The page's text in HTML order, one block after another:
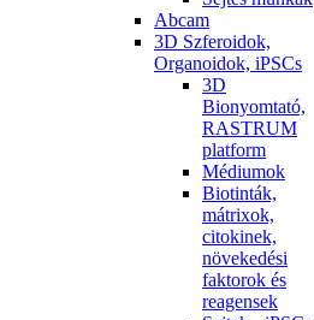
Abcam
3D Szferoidok,
Organoidok, iPSCs
3D
Bionyomtató,
RASTRUM
platform
Médiumok
Biotinták,
mátrixok,
citokinek,
növekedési
faktorok és
reagensek